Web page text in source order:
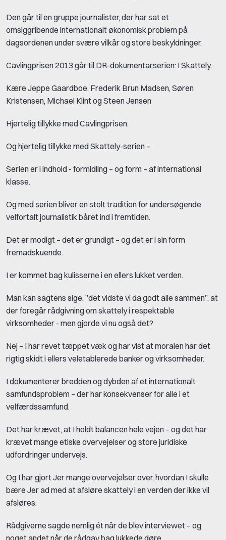
Den går til en gruppe journalister, der har sat et
omsiggribende internationalt økonomisk problem på
dagsordenen under svære vilkår og store beskyldninger.
Cavlingprisen 2013 går til DR-dokumentarserien: I Skattely.
Kære Jeppe Gaardboe, Frederik Brun Madsen, Søren
Kristensen, Michael Klint og Steen Jensen
Hjertelig tillykke med Cavlingprisen.
Og hjertelig tillykke med Skattely-serien –
Serien er i indhold - formidling – og form – af international
klasse.
Og med serien bliver en stolt tradition for undersøgende
velfortalt journalistik båret ind i fremtiden.
Det er modigt – det er grundigt – og det er i sin form
fremadskuende.
I er kommet bag kulisserne i en ellers lukket verden.
Man kan sagtens sige, ”det vidste vi da godt alle sammen”, at
der foregår rådgivning om skattely i respektable
virksomheder - men gjorde vi nu også det?
Nej – I har revet tæppet væk og har vist at moralen har det
rigtig skidt i ellers veletablerede banker og virksomheder.
I dokumenterer bredden og dybden af et internationalt
samfundsproblem – der har konsekvenser for alle i et
velfærdssamfund.
Det har krævet, at I holdt balancen hele vejen – og det har
krævet mange etiske overvejelser og store juridiske
udfordringer undervejs.
Og I har gjort Jer mange overvejelser over, hvordan I skulle
bære Jer ad med at afsløre skattely i en verden der ikke vil
afsløres.
Rådgiverne sagde nemlig ét når de blev interviewet – og
noget andet når de rådgav bag lukkede døre.